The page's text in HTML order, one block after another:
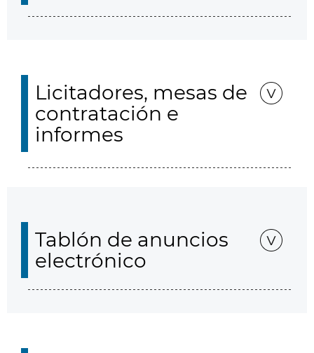
Licitadores, mesas de
contratación e
informes
Tablón de anuncios
electrónico